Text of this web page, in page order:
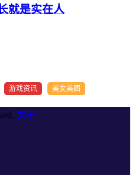
就是实在人
游戏资讯 美女美图
关于